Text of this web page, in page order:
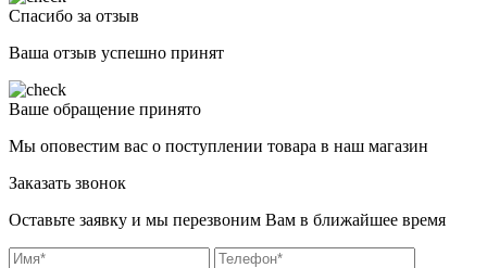
Спасибо за отзыв
Ваша отзыв успешно принят
Ваше обращение принято
Мы оповестим вас о поступлении товара в наш магазин
Заказать звонок
Оставьте заявку и мы перезвоним Вам в ближайшее время